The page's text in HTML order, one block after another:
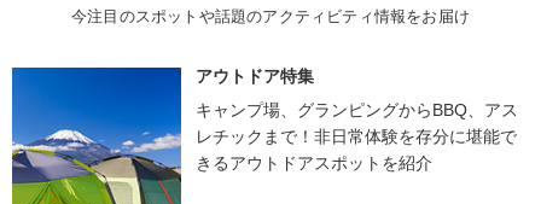
今注目のスポットや話題のアクティビティ情報をお届け
アウトドア特集
キャンプ場、グランピングからBBQ、アス
レチックまで！非日常体験を存分に堪能で
きるアウトドアスポットを紹介